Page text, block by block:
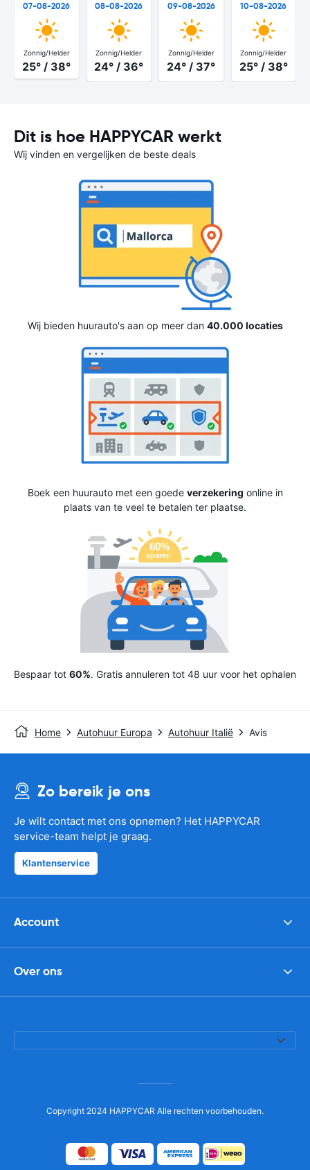
07-08-2026
Zonnig/Helder
25° / 38°
08-08-2026
Zonnig/Helder
24° / 36°
09-08-2026
Zonnig/Helder
24° / 37°
10-08-2026
Zonnig/Helder
25° / 38°
Dit is hoe HAPPYCAR werkt
Wij vinden en vergelijken de beste deals
Wij bieden huurauto's aan op meer dan 40.000 locaties
Boek een huurauto met een goede verzekering online in
plaats van te veel te betalen ter plaatse.
Bespaar tot 60%. Gratis annuleren tot 48 uur voor het ophalen
Home Autohuur Europa Autohuur Italië Avis
Zo bereik je ons
Je wilt contact met ons opnemen? Het HAPPYCAR
service-team helpt je graag.
Klantenservice
Account
Over ons
Copyright 2024 HAPPYCAR Alle rechten voorbehouden.